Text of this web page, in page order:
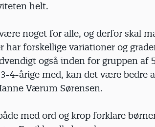
helt.
noget for alle, og derfor skal
har forskellige variationer og
også inden for gruppen af
4-årige med, kan det være bedre
Værum Sørensen.
med ord og krop forklare